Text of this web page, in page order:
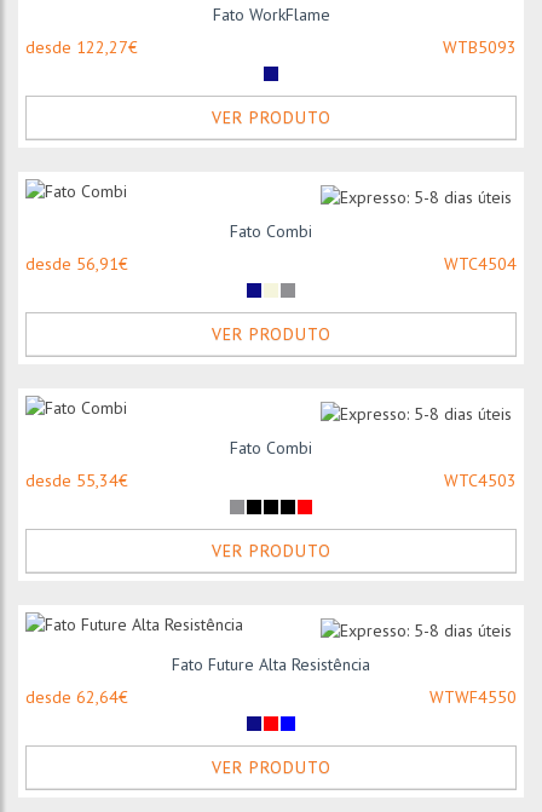
Fato WorkFlame
desde 122,27€
WTB5093
VER PRODUTO
Fato Combi
desde 56,91€
WTC4504
VER PRODUTO
Fato Combi
desde 55,34€
WTC4503
VER PRODUTO
Fato Future Alta Resistência
desde 62,64€
WTWF4550
VER PRODUTO